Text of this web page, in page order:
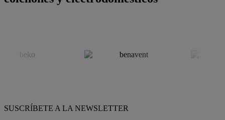
SUSCRÍBETE A LA NEWSLETTER